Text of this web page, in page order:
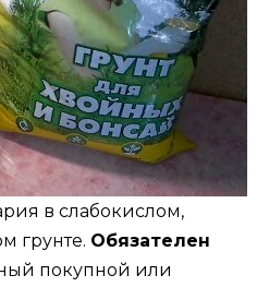
в слабокислом,
грунте. Обязателен
покупной или